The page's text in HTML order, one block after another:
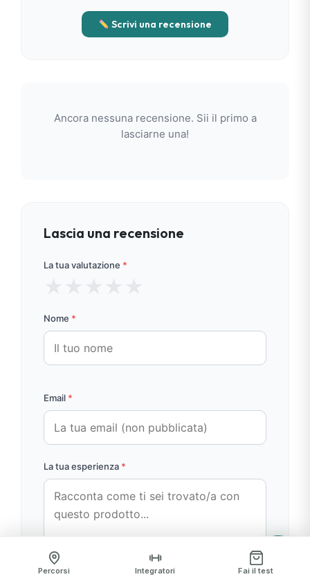
Scrivi una recensione
Ancora nessuna recensione. Sii il primo a
lasciarne una!
Lascia una recensione
La tua valutazione *
Nome *
Email *
La tua esperienza *
Percorsi Integratori Fai il test